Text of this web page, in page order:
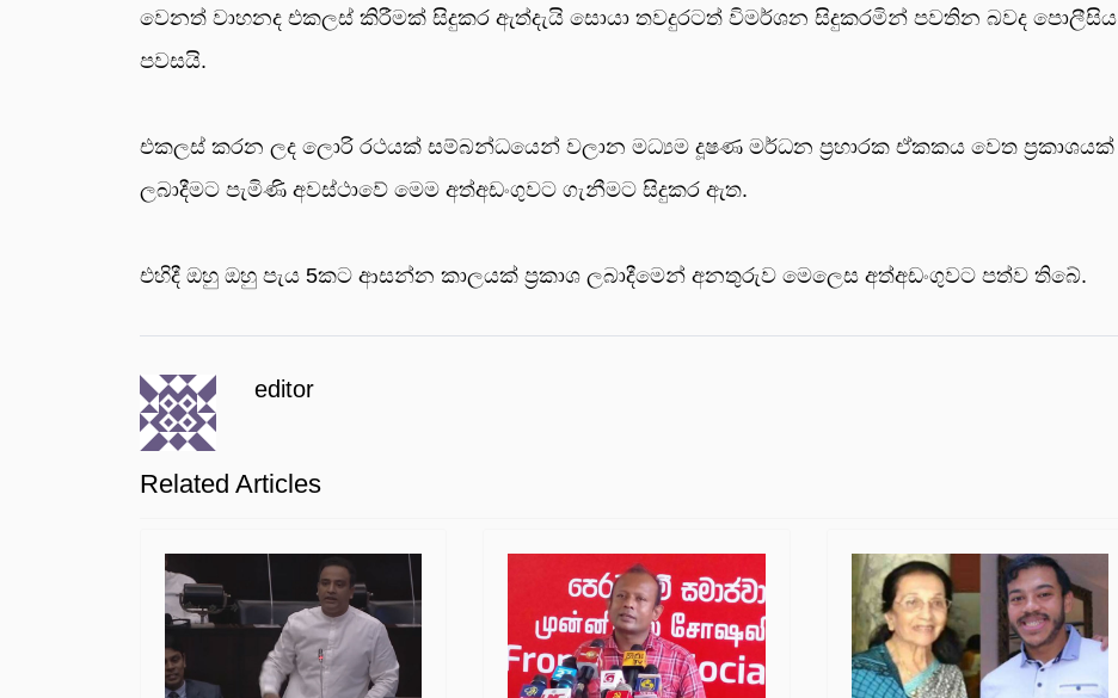
වෙනත් වාහනද එකලස් කිරීමක් සිදුකර ඇත්දැයි සොයා තවදුරටත් විමර්ශන සිදුකරමින් පවතින බවද පොලීසිය
පවසයි.
එකලස් කරන ලද ලොරි රථයක් සම්බන්ධයෙන් වලාන මධ්‍යම දූෂණ මර්ධන ප්‍රහාරක ඒකකය වෙත ප්‍රකාශයක්
ලබාදීමට පැමිණි අවස්ථාවේ මෙම අත්අඩංගුවට ගැනීමට සිදුකර ඇත.
එහිදී ඔහු ඔහු පැය 5කට ආසන්න කාලයක් ප්‍රකාශ ලබාදීමෙන් අනතුරුව මෙලෙස අත්අඩංගුවට පත්ව තිබේ.
editor
Related Articles